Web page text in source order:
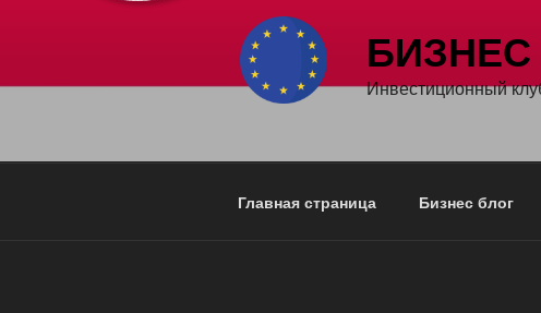
БИЗНЕС
Инвестиционный
Главная страница Бизнес блог